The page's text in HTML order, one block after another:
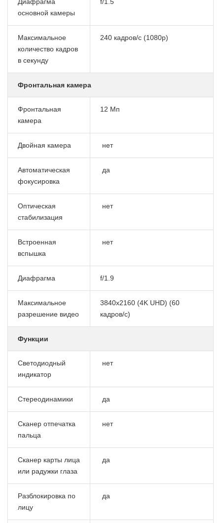
основной камеры
Максимальное
количество кадров
в секунду
240 кадров/с (1080p)
Фронтальная камера
Фронтальная
камера
12 Мп
Двойная камера нет
Автоматическая
фокусировка
да
Оптическая
стабилизация
нет
Встроенная
вспышка
нет
Диафрагма f/1.9
Максимальное
разрешение видео
3840x2160 (4K UHD) (60
кадров/с)
Функции
Светодиодный
индикатор
нет
Стереодинамики да
Сканер отпечатка
пальца
нет
Сканер карты лица
или радужки глаза
да
Разблокировка по
лицу
да